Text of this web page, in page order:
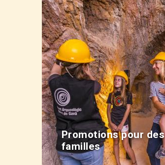
Promotions pour des
familles